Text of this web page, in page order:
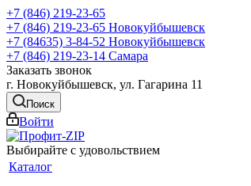
+7 (846) 219-23-65
+7 (846) 219-23-65 Новокуйбышевск
+7 (84635) 3-84-52 Новокуйбышевск
+7 (846) 219-23-14 Самара
Заказать звонок
г. Новокуйбышевск, ул. Гагарина 11
Поиск
Войти
Выбирайте с удовольствием
Каталог